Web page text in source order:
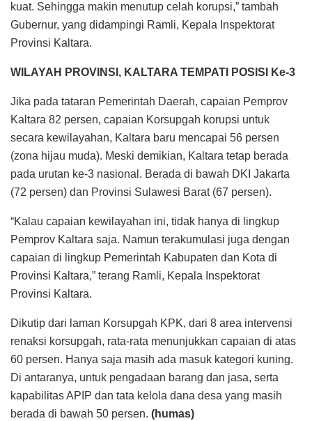
kuat. Sehingga makin menutup celah korupsi,” tambah
Gubernur, yang didampingi Ramli, Kepala Inspektorat
Provinsi Kaltara.
WILAYAH PROVINSI, KALTARA TEMPATI POSISI Ke-3
Jika pada tataran Pemerintah Daerah, capaian Pemprov
Kaltara 82 persen, capaian Korsupgah korupsi untuk
secara kewilayahan, Kaltara baru mencapai 56 persen
(zona hijau muda). Meski demikian, Kaltara tetap berada
pada urutan ke-3 nasional. Berada di bawah DKI Jakarta
(72 persen) dan Provinsi Sulawesi Barat (67 persen).
“Kalau capaian kewilayahan ini, tidak hanya di lingkup
Pemprov Kaltara saja. Namun terakumulasi juga dengan
capaian di lingkup Pemerintah Kabupaten dan Kota di
Provinsi Kaltara,” terang Ramli, Kepala Inspektorat
Provinsi Kaltara.
Dikutip dari laman Korsupgah KPK, dari 8 area intervensi
renaksi korsupgah, rata-rata menunjukkan capaian di atas
60 persen. Hanya saja masih ada masuk kategori kuning.
Di antaranya, untuk pengadaan barang dan jasa, serta
kapabilitas APIP dan tata kelola dana desa yang masih
berada di bawah 50 persen. (humas)